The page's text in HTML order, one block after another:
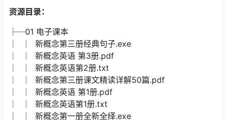
资源目录：
├─01 电子课本
│ │ 新概念第三册经典句子.exe
│ │ 新概念英语 第3册.pdf
│ │ 新概念英语第2册.txt
│ │ 新概念第三册课文精读详解50篇.pdf
│ │ 新概念英语 第1册.pdf
│ │ 新概念英语第1册.txt
│ │ 新概念第一册全新全绎.exe